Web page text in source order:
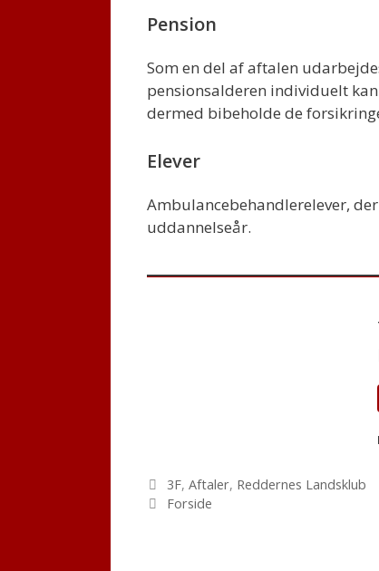
Pension
Som en del af aftalen
pensionsalderen individuelt
dermed bibeholde de
Elever
Ambulancebehandlerelever,
uddannelseår.
Kategorier
3F, Aftaler, Reddernes Landsklub
Tags
Forside